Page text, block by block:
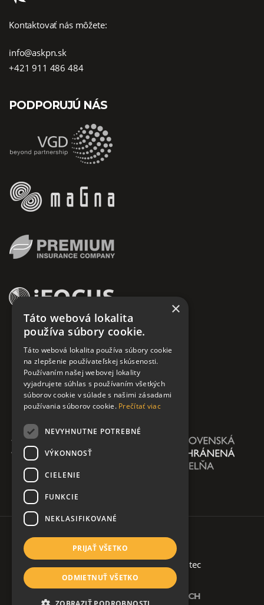
Kontaktovať nás môžete:
info@askpn.sk
+421 911 486 484
PODPORUJÚ NÁS
Copyright 2026 @ AŠKPN| created by
soltec
Ochrana osobných údajov
SLEDUJTE NÁS NA SOCIÁLNYCH SIEŤACH
×
Táto webová lokalita
používa súbory cookie.
Táto webová lokalita používa súbory cookie
na zlepšenie používateľskej skúsenosti.
Používaním našej webovej lokality
vyjadrujete súhlas s používaním všetkých
súborov cookie v súlade s našimi zásadami
používania súborov cookie. Prečítať viac
NEVYHNUTNE POTREBNÉ
VÝKONNOSŤ
CIELENIE
FUNKCIE
NEKLASIFIKOVANÉ
PRIJAŤ VŠETKO
ODMIETNUŤ VŠETKO